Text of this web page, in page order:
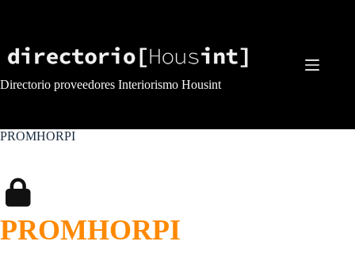
Directorio proveedores Interiorismo Housint
PROMHORPI
PROMHORPI